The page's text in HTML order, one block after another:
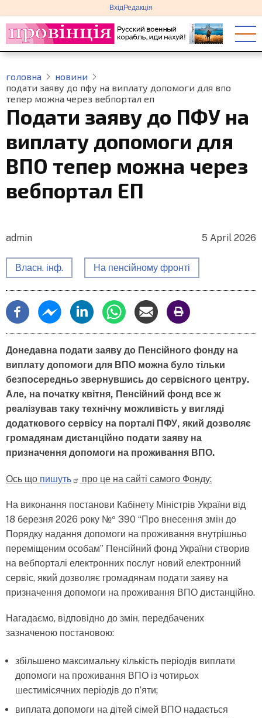
до
основного
вмісту
меню
облікового
запису
користувача
ВхідРедакція
головна
новини
подати заяву до пфу на виплату допомоги для впо
тепер можна через вебпортал еп
Подати заяву до ПФУ на
виплату допомоги для
ВПО тепер можна через
вебпортал ЕП
admin 5 April 2026
Власн. інф. На пенсійному фронті
Донедавна подати заяву до Пенсійного фонду на
виплату допомоги для ВПО можна було тільки
безпосередньо звернувшись до сервісного центру.
Але, на початку квітня, Пенсійний фонд все ж
реалізував таку технічну можливість у вигляді
додаткового сервісу на порталі ПФУ, який дозволяє
громадянам дистанційно подати заяву на
призначення допомоги на проживання ВПО.
Ось що пишуть про це на сайті самого Фонду:
На виконання постанови Кабінету Міністрів України від
18 березня 2026 року №º 390 “Про внесення змін до
Порядку надання допомоги на проживання внутрішньо
переміщеним особам” Пенсійний фонд України створив
на вебпорталі електронних послуг новий електронний
сервіс, який дозволяє громадянам подати заяву на
призначення допомоги на проживання ВПО дистанційно.
Нагадаємо, відповідно до змін, передбачених
зазначеною постановою:
збільшено максимальну кількість періодів виплати
допомоги на проживання ВПО із чотирьох
шестимісячних періодів до пʼяти;
виплата допомоги на дітей сімей ВПО надається